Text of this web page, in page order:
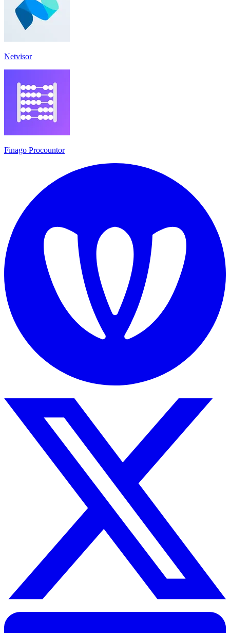
Netvisor
Finago Procountor